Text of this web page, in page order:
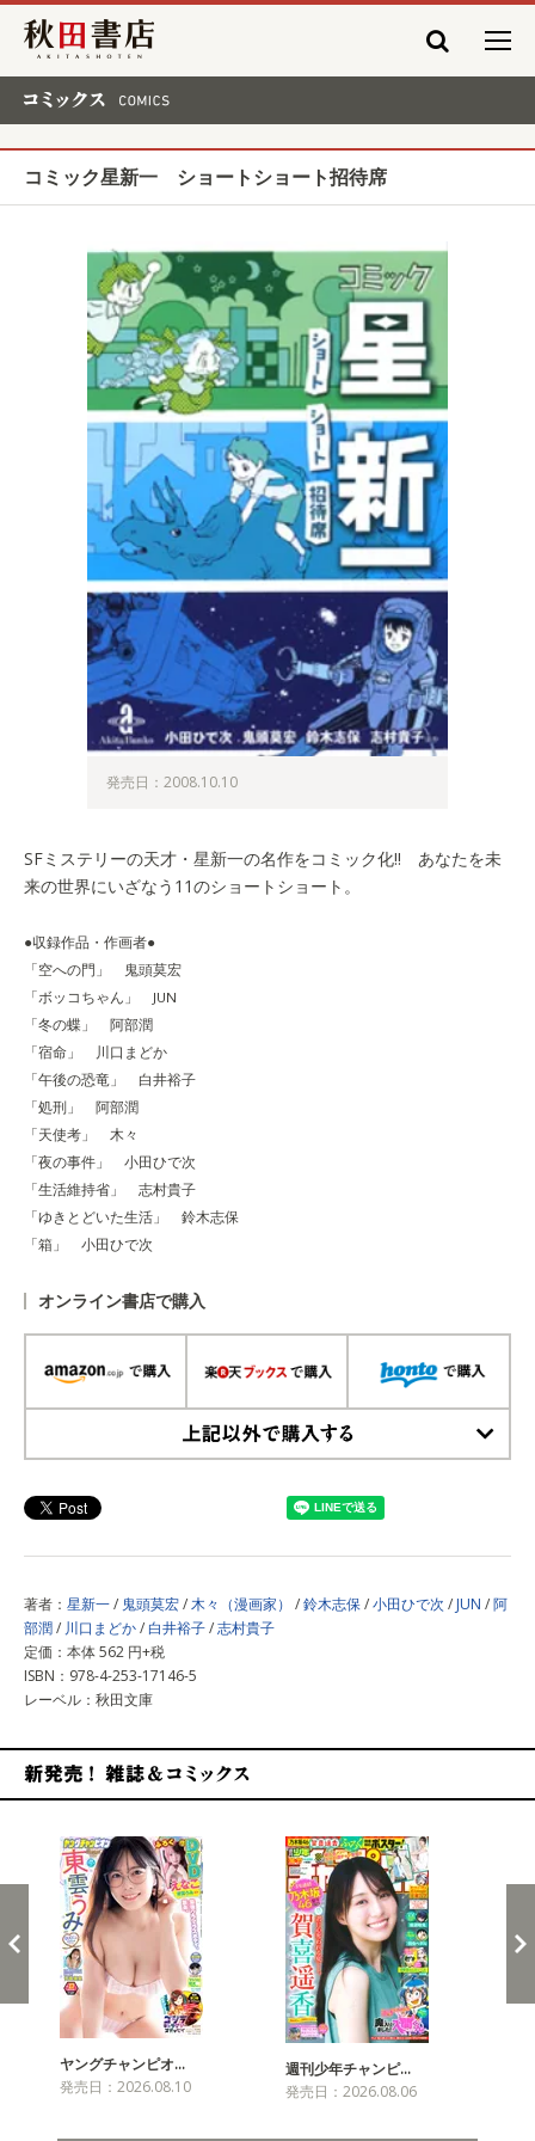
秋田書店
コミック星新一 ショートショート招待席
発売日：2008.10.10
SFミステリーの天才・星新一の名作をコミック化!! あなたを未
来の世界にいざなう11のショートショート。
●収録作品・作画者●
「空への門」 鬼頭莫宏
「ボッコちゃん」 JUN
「冬の蝶」 阿部潤
「宿命」 川口まどか
「午後の恐竜」 白井裕子
「処刑」 阿部潤
「天使考」 木々
「夜の事件」 小田ひで次
「生活維持省」 志村貴子
「ゆきとどいた生活」 鈴木志保
「箱」 小田ひで次
オンライン書店で購入
著者： 星新一/ 鬼頭莫宏/木々（漫画家） /鈴木志保/小田ひで次 / JUN /阿
部潤/ 川口まどか/ 白井裕子/志村貴子
定価：本体 562 円+税
ISBN：978-4-253-17146-5
レーベル：秋田文庫
ヤングチャンピオ…
発売日：2026.08.10
週刊少年チャンピ…
発売日：2026.08.06